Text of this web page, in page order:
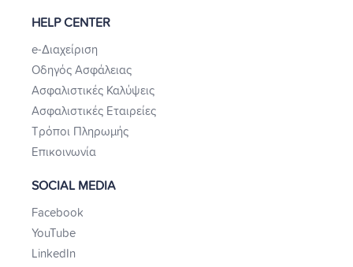
HELP CENTER
e-Διαχείριση
Οδηγός Ασφάλειας
Ασφαλιστικές Καλύψεις
Ασφαλιστικές Εταιρείες
Τρόποι Πληρωμής
Επικοινωνία
SOCIAL MEDIA
Facebook
YouTube
LinkedIn